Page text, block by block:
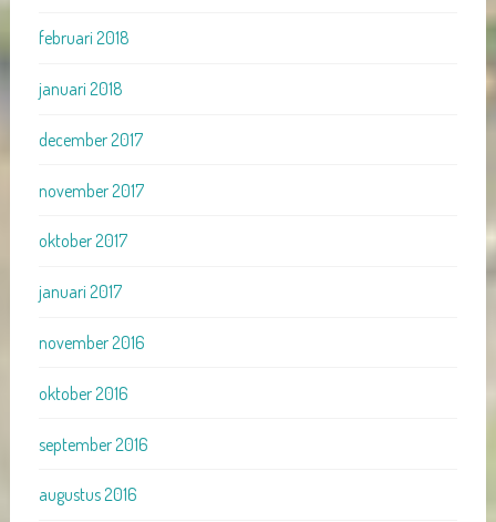
februari 2018
januari 2018
december 2017
november 2017
oktober 2017
januari 2017
november 2016
oktober 2016
september 2016
augustus 2016